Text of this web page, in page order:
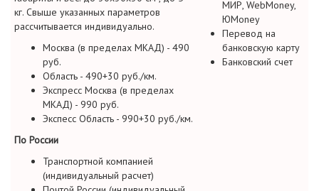
кг. Свыше указанных параметров
рассчитывается индивидуально.
Москва (в пределах МКАД) - 490
руб.
Область - 490+30 руб./км.
Экспресс Москва (в пределах
МКАД) - 990 руб.
Экспесс Область - 990+30 руб./км.
По России
Транспортной компанией
(индивидуальный расчет)
МИР, WebMoney,
ЮMoney
Перевод на
банковскую карту
Банковский счет